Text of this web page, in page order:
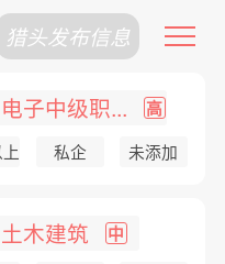
猎头发布信息
电子中级职... 高
私企 未添加
土木建筑 中